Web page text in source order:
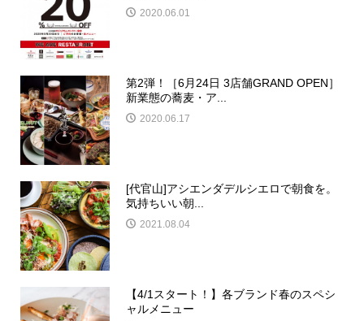
2020.06.01
第2弾！［6月24日 3店舗GRAND OPEN］
新業態の蕎麦・ア...
2020.06.17
[代官山]アシエンダデルシエロで朝食を。
気持ちいい朝...
2021.08.04
【4/1スタート！】各ブランド春のスペシ
ャルメニュー